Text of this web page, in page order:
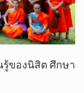
รู้ของนิสิต ศึกษา